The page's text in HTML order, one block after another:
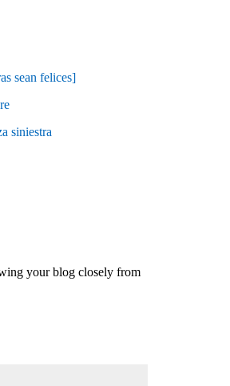
sean felices]
siniestra
your blog closely from